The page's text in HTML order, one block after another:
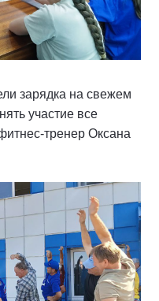
зарядка на свежем
участие все
тренер Оксана